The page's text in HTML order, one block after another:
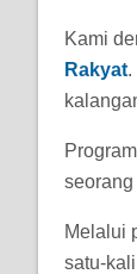
Kami
Rakyat.
Melalui
satu-